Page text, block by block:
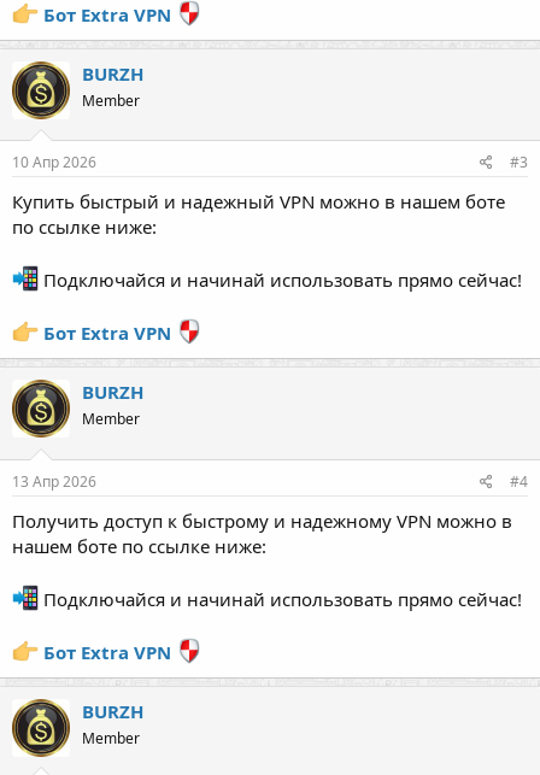
Бот Extra VPN
BURZH
Member
10 Апр 2026 #3
Купить быстрый и надежный VPN можно в нашем боте
по ссылке ниже:
Подключайся и начинай использовать прямо сейчас!
Бот Extra VPN
BURZH
Member
13 Апр 2026 #4
Получить доступ к быстрому и надежному VPN можно в
нашем боте по ссылке ниже:
Подключайся и начинай использовать прямо сейчас!
Бот Extra VPN
BURZH
Member